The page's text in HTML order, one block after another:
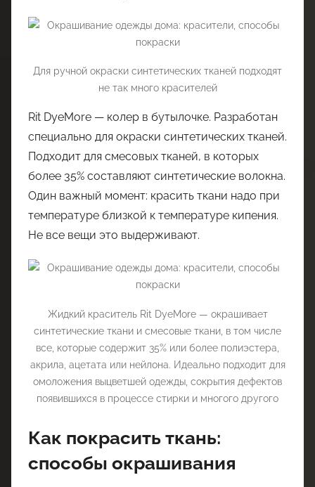
Для ручной окраски синтетических тканей подходят
не так много красителей
Rit DyeMore — колер в бутылочке. Разработан
специально для окраски синтетических тканей.
Подходит для смесовых тканей, в которых
более 35% составляют синтетические волокна.
Один важный момент: красить ткани надо при
температуре близкой к температуре кипения.
Не все вещи это выдерживают.
Жидкий краситель Rit DyeMore — окрашивает
синтетические ткани и смесовые ткани, в том числе
все, которые содержит 35% или более полиэстера,
акрила, ацетата или нейлона. Идеально подходит для
омоложения выцветшей одежды, сокрытия дефектов
появившихся в процессе стирки и многого другого
Как покрасить ткань:
способы окрашивания